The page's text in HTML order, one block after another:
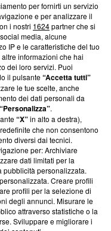
su Blasting
come ci impegniamo a
la nostra aderenza a
News non è
richiesto di farne
una verifica di
per fornirti un servizio
e per analizzare il
i nostri 1624partner che si
media, alcune
IP e le caratteristiche del tuo
informazioni che hai
dei loro servizi. Puoi
il pulsante“Accetta tutti”
le tue scelte, anche
dei dati personali da
“Personalizza”.
“X”in alto a destra),
che non consentono
diversi dai tecnici.
per: Archiviare
dati limitati per la
personalizzata.
Creare profili
profili per la selezione di
degli annunci. Misurare le
attraverso statistiche o la
Sviluppare e migliorare i